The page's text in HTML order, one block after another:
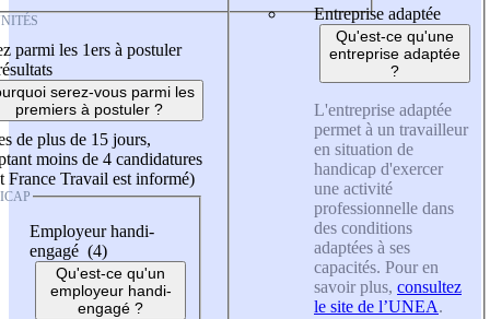
parmi les 1ers à postuler
serez-vous parmi les
premiers à postuler ?
de plus de 15 jours,
moins de 4 candidatures
France Travail est informé)
Employeur handi-
engagé (4)
Qu'est-ce qu'un
employeur handi-
engagé ?
Entreprise adaptée
Qu'est-ce qu'une
entreprise adaptée
?
L'entreprise adaptée
permet à un travailleur
en situation de
handicap d'exercer
une activité
professionnelle dans
des conditions
adaptées à ses
capacités. Pour en
savoir plus, consultez
le site de l’UNEA.